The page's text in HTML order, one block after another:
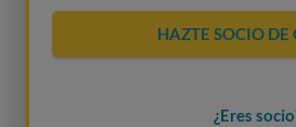
HAZTE SOCIO DE
¿Eres